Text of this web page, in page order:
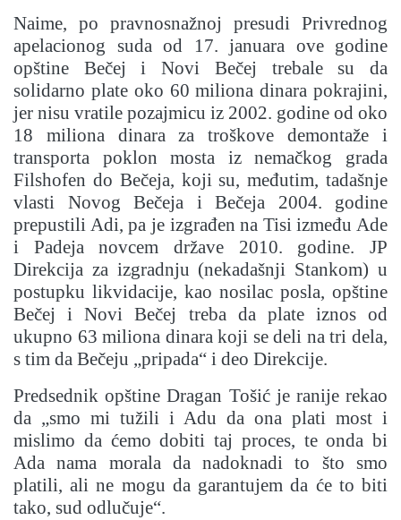
Naime, po pravnosnažnoj presudi Privrednog
apelacionog suda od 17. januara ove godine
opštine Bečej i Novi Bečej trebale su da
solidarno plate oko 60 miliona dinara pokrajini,
jer nisu vratile pozajmicu iz 2002. godine od oko
18 miliona dinara za troškove demontaže i
transporta poklon mosta iz nemačkog grada
Filshofen do Bečeja, koji su, međutim, tadašnje
vlasti Novog Bečeja i Bečeja 2004. godine
prepustili Adi, pa je izgrađen na Tisi između Ade
i Padeja novcem države 2010. godine. JP
Direkcija za izgradnju (nekadašnji Stankom) u
postupku likvidacije, kao nosilac posla, opštine
Bečej i Novi Bečej treba da plate iznos od
ukupno 63 miliona dinara koji se deli na tri dela,
s tim da Bečeju „pripada“ i deo Direkcije.
Predsednik opštine Dragan Tošić je ranije rekao
da „smo mi tužili i Adu da ona plati most i
mislimo da ćemo dobiti taj proces, te onda bi
Ada nama morala da nadoknadi to što smo
platili, ali ne mogu da garantujem da će to biti
tako, sud odlučuje“.